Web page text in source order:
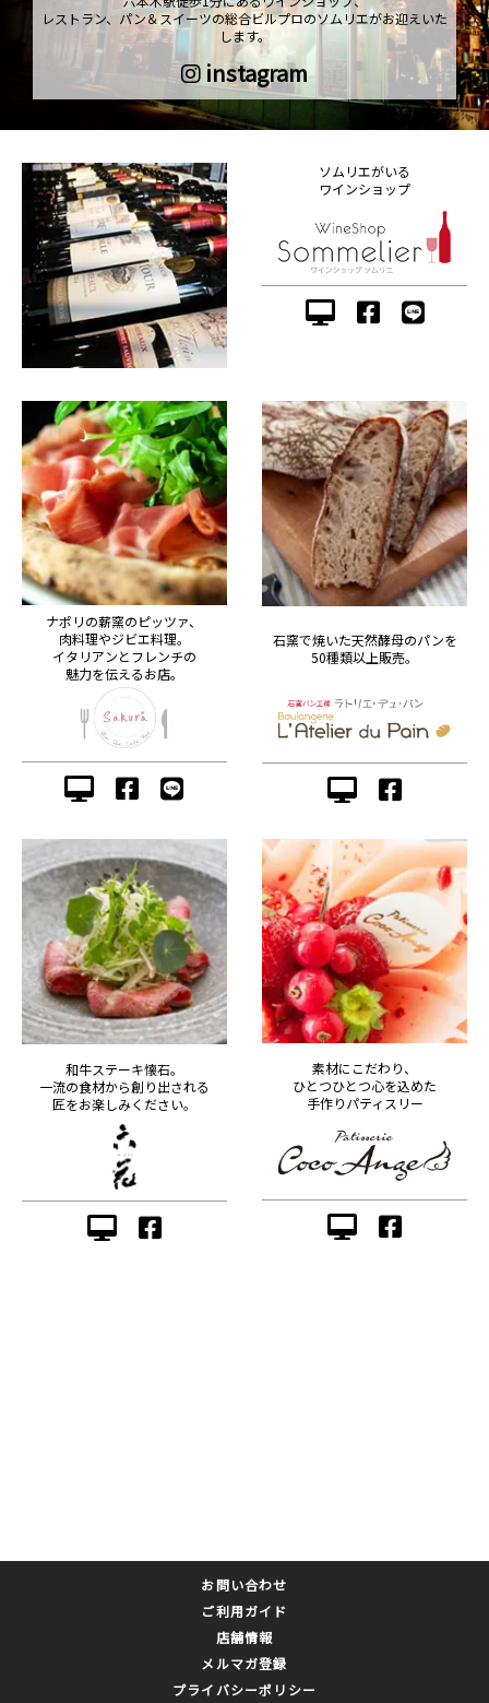
レストラン、パン＆スイーツの総合ビルプロのソムリエがお迎えいた
します。
instagram
ソムリエがいる
ワインショップ
ナポリの薪窯のピッツァ、
肉料理やジビエ料理。
イタリアンとフレンチの
魅力を伝えるお店。
石窯で焼いた天然酵母のパンを
50種類以上販売。
和牛ステーキ懐石。
一流の食材から創り出される
匠をお楽しみください。
素材にこだわり、
ひとつひとつ心を込めた
手作りパティスリー
お問い合わせ
ご利用ガイド
店舗情報
メルマガ登録
プライバシーポリシー